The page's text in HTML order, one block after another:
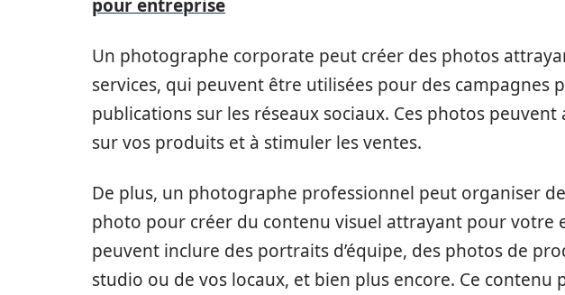
pour entreprise
Un photographe corporate peut créer des photos
services, qui peuvent être utilisées pour des campagnes
publications sur les réseaux sociaux. Ces photos
sur vos produits et à stimuler les ventes.
De plus, un photographe professionnel peut organiser
photo pour créer du contenu visuel attrayant pour votre
peuvent inclure des portraits d’équipe, des photos de
studio ou de vos locaux, et bien plus encore. Ce